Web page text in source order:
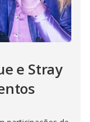
e Stray